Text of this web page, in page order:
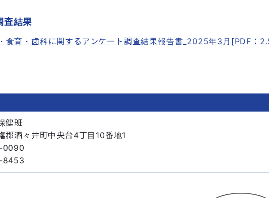
査結果
食育・歯科に関するアンケート調査結果報告書_2025年3月[PDF：
健班
郡酒々井町中央台4丁目10番地1
0090
8453